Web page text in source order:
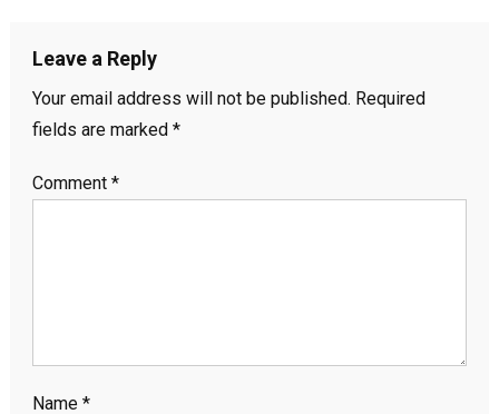
Leave a Reply
Your email address will not be published. Required
fields are marked *
Comment *
Name *